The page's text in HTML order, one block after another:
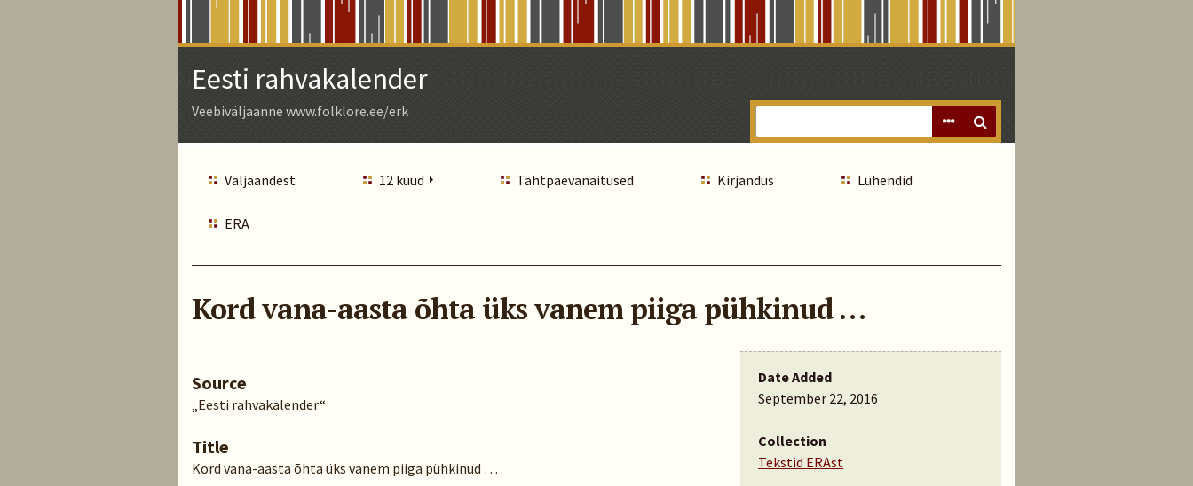
Eesti rahvakalender
Veebiväljaanne www.folklore.ee/erk
Väljaandest 12 kuud Tähtpäevanäitused Kirjandus Lühendid
ERA
Kord vana-aasta õhta üks vanem piiga pühkinud …
Source
„Eesti rahvakalender“
Title
Kord vana-aasta õhta üks vanem piiga pühkinud …
Date Added
September 22, 2016
Collection
Tekstid ERAst